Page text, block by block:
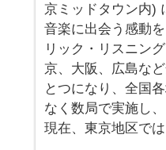
京ミッドタウン内)
音楽に出会う感動
リック・リスニン
京、大阪、広島な
とつになり、全国
なく数局で実施し
現在、東京地区で